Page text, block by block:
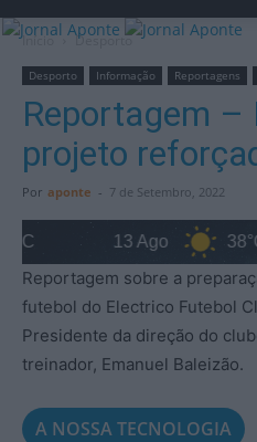
Início Desporto
Desporto Informação Reportagens
Reportagem –
projeto
Por aponte - 7 de Setembro, 2022
13 Ago 38°C
Reportagem sobre a
futebol do Electrico Futebol
Presidente da direção do
treinador, Emanuel Baleizão.
A NOSSA TECNOLOGIA